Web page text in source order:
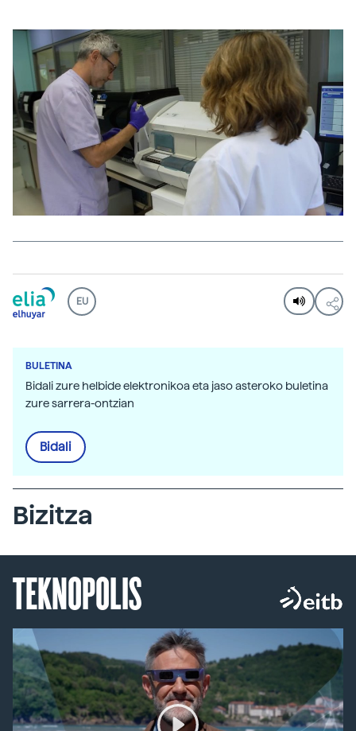
EU
BULETINA
Bidali zure helbide elektronikoa eta jaso asteroko buletina
zure sarrera-ontzian
Bidali
Bizitza
TEKNOPOLIS